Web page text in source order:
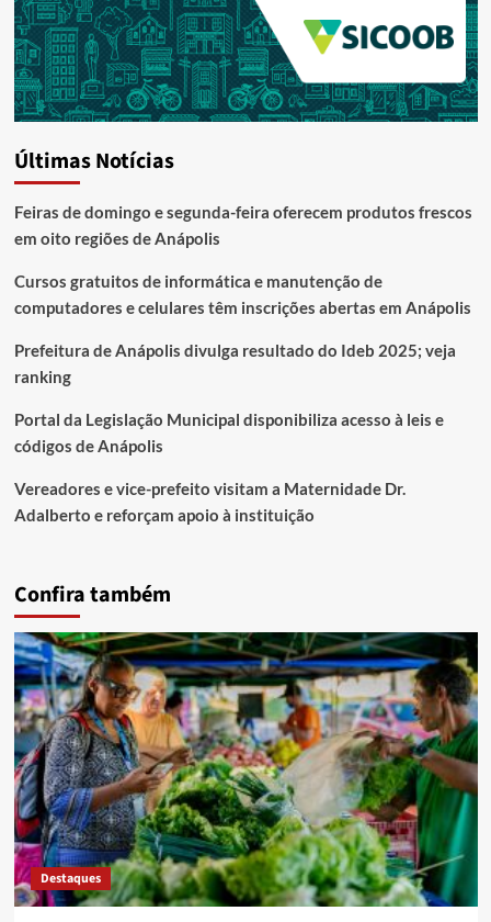
Últimas Notícias
Feiras de domingo e segunda-feira oferecem produtos frescos
em oito regiões de Anápolis
Cursos gratuitos de informática e manutenção de
computadores e celulares têm inscrições abertas em Anápolis
Prefeitura de Anápolis divulga resultado do Ideb 2025; veja
ranking
Portal da Legislação Municipal disponibiliza acesso à leis e
códigos de Anápolis
Vereadores e vice-prefeito visitam a Maternidade Dr.
Adalberto e reforçam apoio à instituição
Confira também
Destaques